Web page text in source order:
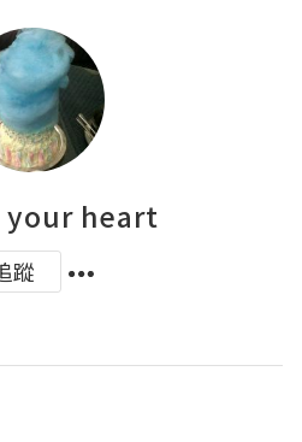
your heart
蹤